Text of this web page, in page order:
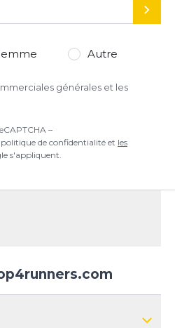
Autre
générales et les
–
politique de confidentialité et les
s'appliquent.